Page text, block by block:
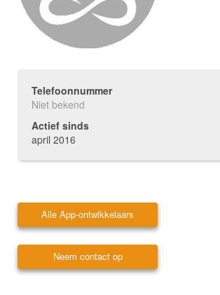
Telefoonnummer
Niet bekend
Actief sinds
april 2016
Alle App-ontwikkelaars
Neem contact op